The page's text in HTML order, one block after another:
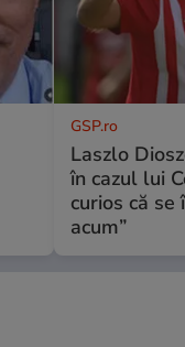
GSP.ro
Laszlo
în cazul lui
curios că
acum”